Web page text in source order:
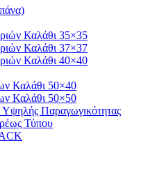
Καλάθι 35×35
Καλάθι 37×37
Καλάθι 40×40
Καλάθι 50×40
Καλάθι 50×50
Υψηλής Παραγωγικότητας
Τύπου